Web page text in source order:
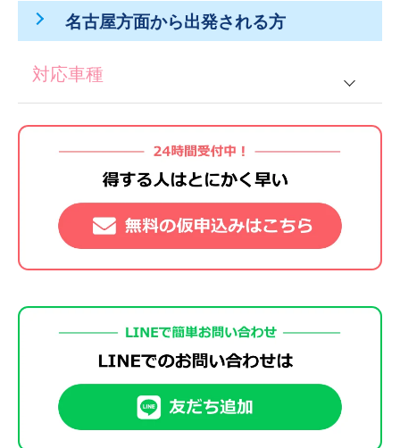
名古屋方面から出発される方
対応車種
普通車
仮免所持の方
普通二種